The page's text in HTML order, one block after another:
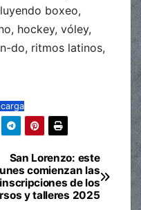
boxeo,
hockey, vóley,
do, ritmos latinos,
San Lorenzo: este
comienzan las
inscripciones de los
y talleres 2025